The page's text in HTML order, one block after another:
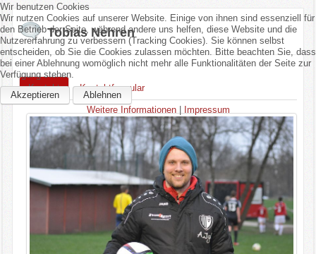
Kinderschutz
Sparten
Events
Gastronomie
Aktuell
Tobias Nehren
Kontakt Kontaktformular
Position:
Wir benutzen Cookies
Wir nutzen Cookies auf unserer Website. Einige von ihnen sind essenziell für
den Betrieb der Seite, während andere uns helfen, diese Website und die
Nutzererfahrung zu verbessern (Tracking Cookies). Sie können selbst
entscheiden, ob Sie die Cookies zulassen möchten. Bitte beachten Sie, dass
bei einer Ablehnung womöglich nicht mehr alle Funktionalitäten der Seite zur
Verfügung stehen.
Akzeptieren
Ablehnen
Weitere Informationen| Impressum